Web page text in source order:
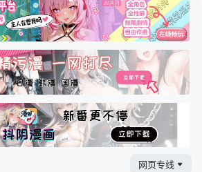
网页专线